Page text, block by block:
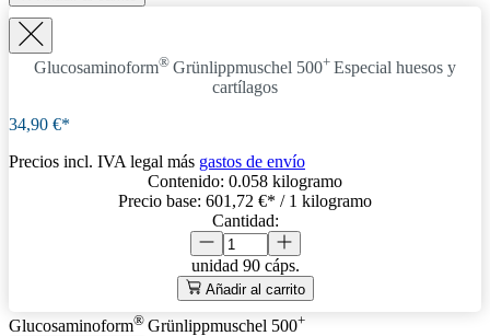
Glucosaminoform® Grünlippmuschel 500+ Especial huesos y
cartílagos
34,90 €*
Precios incl. IVA legal más gastos de envío
Contenido: 0.058 kilogramo
Precio base: 601,72 €* / 1 kilogramo
Cantidad:
unidad 90 cáps.
Añadir al carrito
Glucosaminoform® Grünlippmuschel 500+